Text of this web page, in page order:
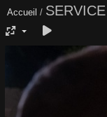
Accueil /